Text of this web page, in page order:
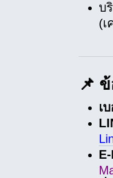
บ
(เ
📌
เ